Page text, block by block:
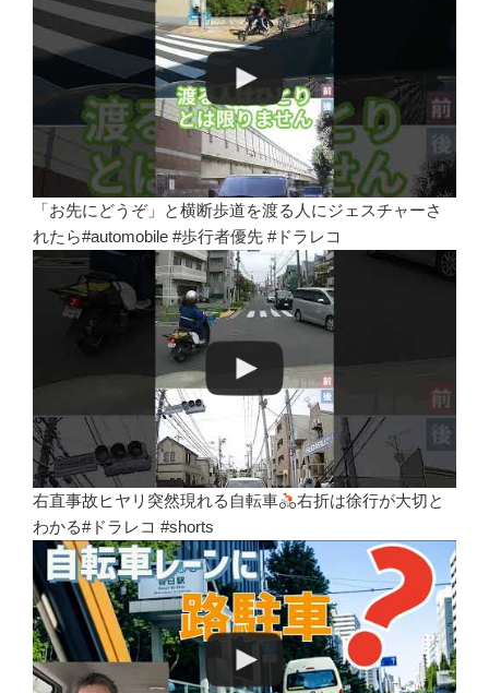
「お先にどうぞ」と横断歩道を渡る人にジェスチャーさ
れたら#automobile #歩行者優先 #ドラレコ
右直事故ヒヤリ突然現れる自転車
右折は徐行が大切と
わかる#ドラレコ #shorts